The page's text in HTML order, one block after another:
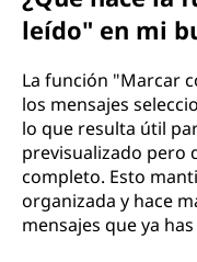
leído" en mi
La función "Marcar
los mensajes
lo que resulta útil
previsualizado pero
completo. Esto
organizada y hace
mensajes que ya